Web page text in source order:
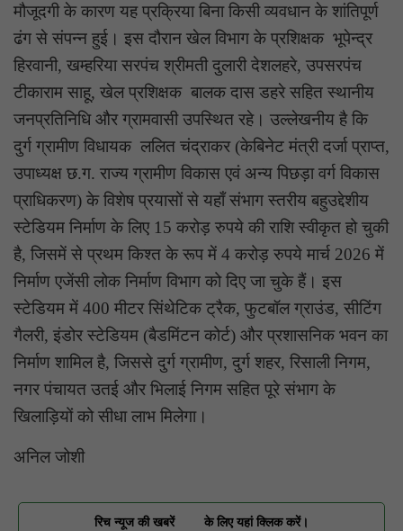
मौजूदगी के कारण यह प्रक्रिया बिना किसी व्यवधान के शांतिपूर्ण
ढंग से संपन्न हुई। इस दौरान खेल विभाग के प्रशिक्षक भूपेन्द्र
हिरवानी, खम्हरिया सरपंच श्रीमती दुलारी देशलहरे, उपसरपंच
टीकाराम साहू, खेल प्रशिक्षक बालक दास डहरे सहित स्थानीय
जनप्रतिनिधि और ग्रामवासी उपस्थित रहे। उल्लेखनीय है कि
दुर्ग ग्रामीण विधायक ललित चंद्राकर (केबिनेट मंत्री दर्जा प्राप्त,
उपाध्यक्ष छ.ग. राज्य ग्रामीण विकास एवं अन्य पिछड़ा वर्ग विकास
प्राधिकरण) के विशेष प्रयासों से यहाँ संभाग स्तरीय बहुउद्देशीय
स्टेडियम निर्माण के लिए 15 करोड़ रुपये की राशि स्वीकृत हो चुकी
है, जिसमें से प्रथम किश्त के रूप में 4 करोड़ रुपये मार्च 2026 में
निर्माण एजेंसी लोक निर्माण विभाग को दिए जा चुके हैं। इस
स्टेडियम में 400 मीटर सिंथेटिक ट्रैक, फुटबॉल ग्राउंड, सीटिंग
गैलरी, इंडोर स्टेडियम (बैडमिंटन कोर्ट) और प्रशासनिक भवन का
निर्माण शामिल है, जिससे दुर्ग ग्रामीण, दुर्ग शहर, रिसाली निगम,
नगर पंचायत उतई और भिलाई निगम सहित पूरे संभाग के
खिलाड़ियों को सीधा लाभ मिलेगा।
अनिल जोशी
रिच न्यूज की खबरें के लिए यहां क्लिक करें।